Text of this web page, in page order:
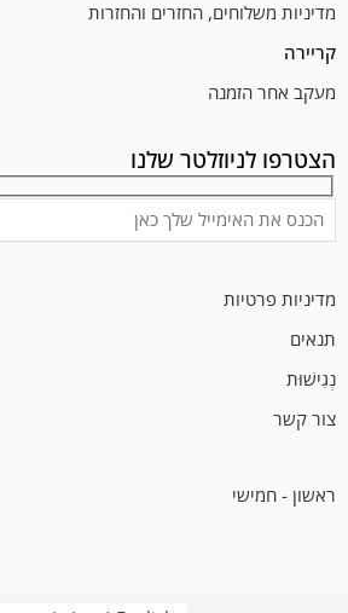
מדיניות משלוחים, החזרים והחזרות
קריירה
מעקב אחר הזמנה
הצטרפו לניוזלטר שלנו
מדיניות פרטיות
תנאים
נְגִישׁוּת
צור קשר
ראשון - חמישי